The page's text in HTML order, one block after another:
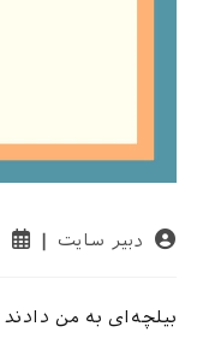
نویسندهٔدبیر سایت
بیلچه‌ای به من دادند